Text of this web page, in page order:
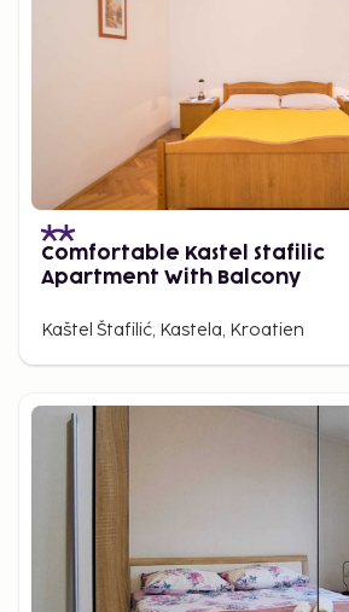
Comfortable Kastel Stafilic
Apartment With Balcony
Kaštel Štafilić, Kastela, Kroatien